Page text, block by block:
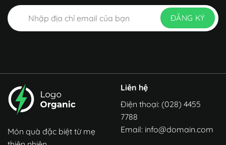
Món quà đặc biệt từ mẹ
Liên hệ
Điện thoại: (028) 4455
7788
Email: info@domain.com